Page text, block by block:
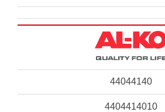
44044140
4404414010